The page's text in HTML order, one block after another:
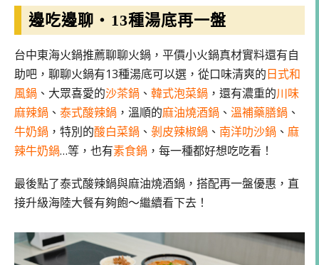
邊吃邊聊・13種湯底再一盤
台中東海火鍋推薦聊聊火鍋，平價小火鍋真材實料還有自
助吧，聊聊火鍋有13種湯底可以選，從口味清爽的日式和
風鍋 、大眾喜愛的沙茶鍋 、 韓式泡菜鍋 ，還有濃重的川味
麻辣鍋 、 泰式酸辣鍋 ，溫順的麻油燒酒鍋 、 溫補藥膳鍋 、
牛奶鍋 ，特別的酸白菜鍋 、 剝皮辣椒鍋 、 南洋叻沙鍋 、 麻
辣牛奶鍋…等，也有素食鍋 ，每一種都好想吃吃看！
最後點了泰式酸辣鍋與麻油燒酒鍋，搭配再一盤優惠，直
接升級海陸大餐有夠飽～繼續看下去！